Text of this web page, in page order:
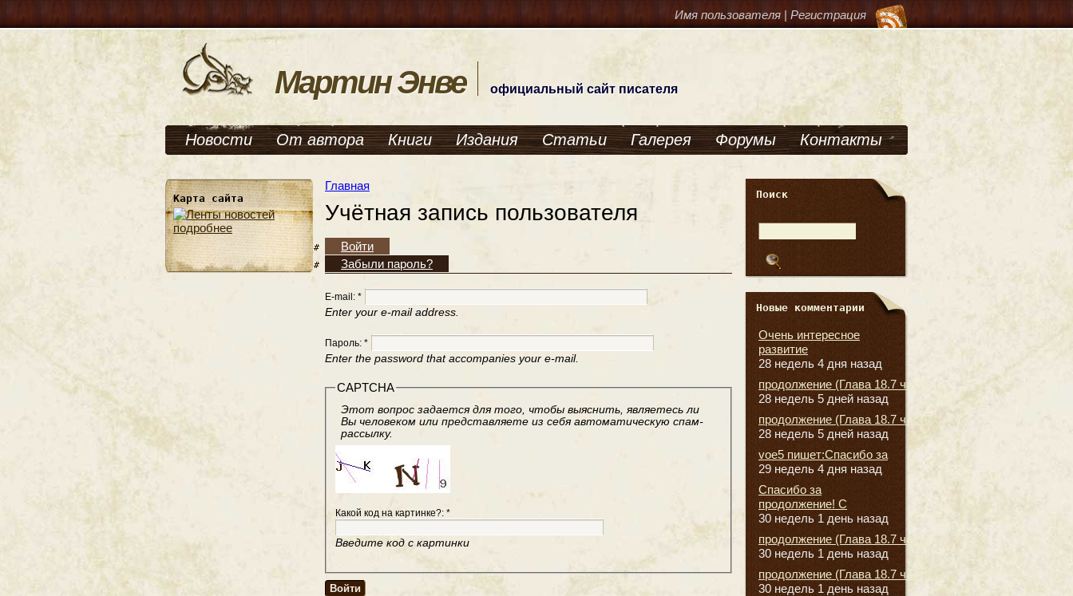
Имя пользователя | Регистрация
Мартин Энве официальный сайт писателя
Новости От автора Книги Издания Статьи Галерея Форумы Контакты
Карта сайта
подробнее
Главная
Учётная запись пользователя
Войти
Забыли пароль?
E-mail: *
Enter your e-mail address.
Пароль: *
Enter the password that accompanies your e-mail.
CAPTCHA
Этот вопрос задается для того, чтобы выяснить, являетесь ли
Вы человеком или представляете из себя автоматическую спам-
рассылку.
Какой код на картинке?:*
Введите код с картинки
Поиск
Новые комментарии
Очень интересное
развитие
28 недель 4 дня назад
продолжение (Глава 18.7 часть
28 недель 5 дней назад
продолжение (Глава 18.7 часть
28 недель 5 дней назад
voe5 пишет:Спасибо за
29 недель 4 дня назад
Спасибо за
продолжение! С
30 недель 1 день назад
продолжение (Глава 18.7 часть
30 недель 1 день назад
продолжение (Глава 18.7 часть
30 недель 1 день назад